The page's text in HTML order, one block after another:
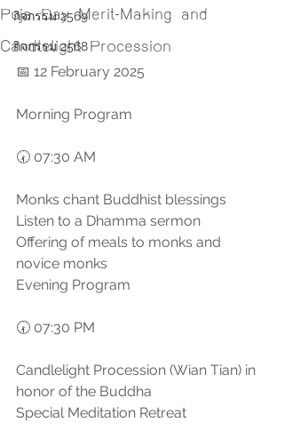
กิจกรรม 2569
กิจกรรม 2568
Puja Day Merit-Making and
Candlelight Procession
📅 12 February 2025
Morning Program
🕢 07:30 AM
Monks chant Buddhist blessings
Listen to a Dhamma sermon
Offering of meals to monks and
novice monks
Evening Program
🕢 07:30 PM
Candlelight Procession (Wian Tian) in
honor of the Buddha
Special Meditation Retreat